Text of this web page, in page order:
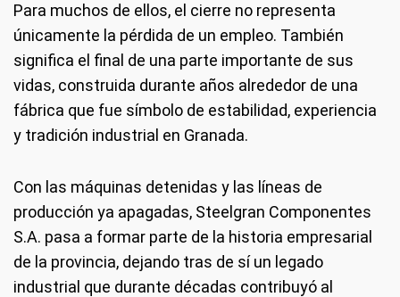
Para muchos de ellos, el cierre no representa
únicamente la pérdida de un empleo. También
significa el final de una parte importante de sus
vidas, construida durante años alrededor de una
fábrica que fue símbolo de estabilidad, experiencia
y tradición industrial en Granada.
Con las máquinas detenidas y las líneas de
producción ya apagadas, Steelgran Componentes
S.A. pasa a formar parte de la historia empresarial
de la provincia, dejando tras de sí un legado
industrial que durante décadas contribuyó al